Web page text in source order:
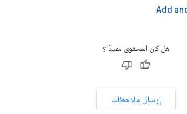
Add
هل كان المحتوى مفيدًا؟
إرسال ملاحظات